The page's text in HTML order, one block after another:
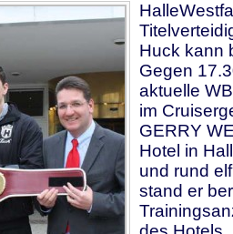
Huck kann
Gegen
aktuelle
im
GERRY
Hotel in
und rund
stand er